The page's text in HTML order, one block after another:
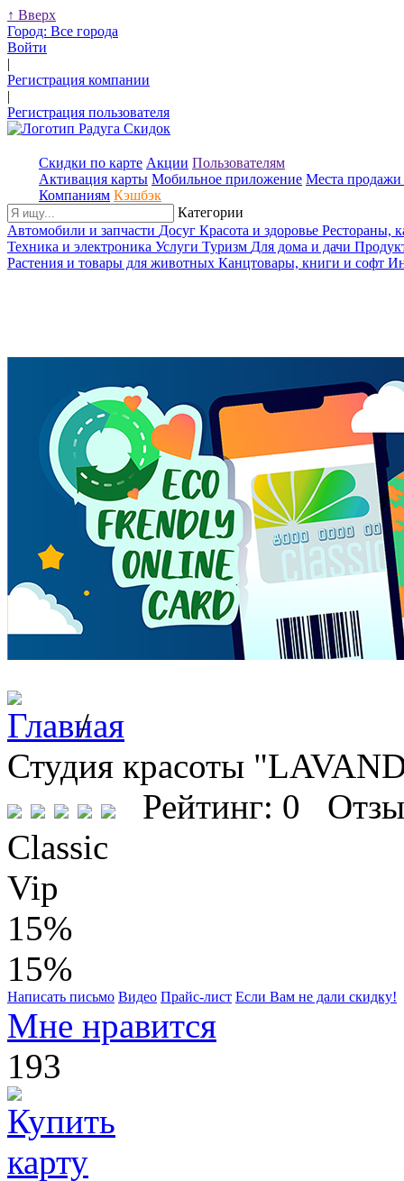
↑ Вверх
Город: Все города
Войти
|
Регистрация компании
|
Регистрация пользователя
Скидки по карте Акции Пользователям
Активация карты Мобильное приложение Места продажи
Компаниям Кэшбэк
Категории
Автомобили и запчасти Досуг Красота и здоровье Рестораны,
Техника и электроника Услуги Туризм Для дома и дачи
Растения и товары для животных Канцтовары, книги и софт
/
Студия красоты
Рейтинг: 0
Classic
Vip
15%
15%
Написать письмо Видео Прайс-лист Если Вам не дали скидку!
Мне нравится
193